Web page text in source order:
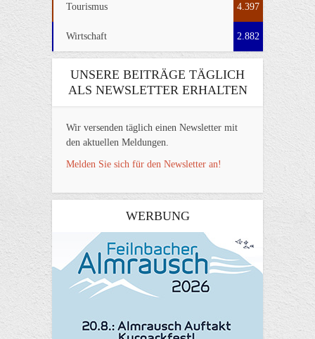
Tourismus 4.397
Wirtschaft 2.882
UNSERE BEITRÄGE TÄGLICH
ALS NEWSLETTER ERHALTEN
Wir versenden täglich einen Newsletter mit
den aktuellen Meldungen.
Melden Sie sich für den Newsletter an!
WERBUNG